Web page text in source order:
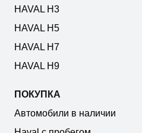
HAVAL H3
HAVAL H5
HAVAL H7
HAVAL H9
ПОКУПКА
Автомобили в наличии